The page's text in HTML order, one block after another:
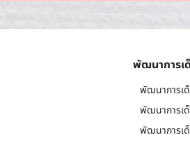
พัฒนาการเ
พัฒนาการเ
พัฒนาการเ
พัฒนาการเ